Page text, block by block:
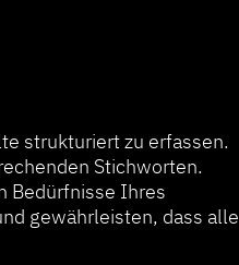
strukturiert zu erfassen.
Stichworten.
Bedürfnisse Ihres
gewährleisten, dass alle